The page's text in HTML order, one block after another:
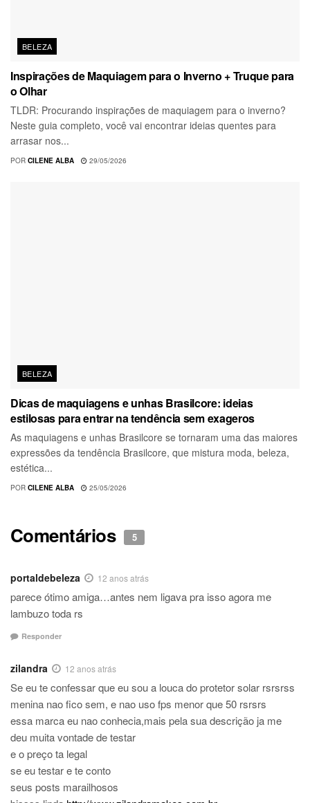
BELEZA
Inspirações de Maquiagem para o Inverno + Truque para
o Olhar
TLDR: Procurando inspirações de maquiagem para o inverno?
Neste guia completo, você vai encontrar ideias quentes para
arrasar nos...
POR CILENE ALBA 29/05/2026
BELEZA
Dicas de maquiagens e unhas Brasilcore: ideias
estilosas para entrar na tendência sem exageros
As maquiagens e unhas Brasilcore se tornaram uma das maiores
expressões da tendência Brasilcore, que mistura moda, beleza,
estética...
POR CILENE ALBA 25/05/2026
Comentários 5
portaldebeleza 12 anos atrás
parece ótimo amiga…antes nem ligava pra isso agora me
lambuzo toda rs
Responder
zilandra 12 anos atrás
Se eu te confessar que eu sou a louca do protetor solar rsrsrss
menina nao fico sem, e nao uso fps menor que 50 rsrsrs
essa marca eu nao conhecia,mais pela sua descrição ja me
deu muita vontade de testar
e o preço ta legal
se eu testar e te conto
seus posts marailhosos